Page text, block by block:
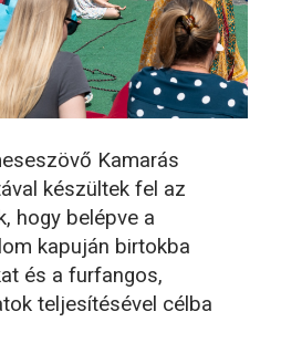
Kamarás
készültek fel az
hogy belépve a
kapuján birtokba
és a furfangos,
teljesítésével célba